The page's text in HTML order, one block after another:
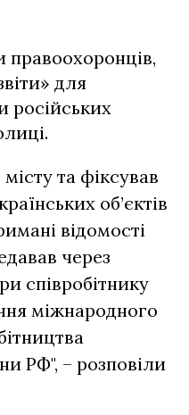
правоохоронців,
для
російських
та фіксував
об’єктів
відомості
через
співробітнику
міжнародного
РФ", – розповіли